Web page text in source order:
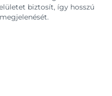
biztosít, így hosszú